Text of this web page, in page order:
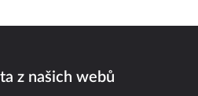
z našich webů